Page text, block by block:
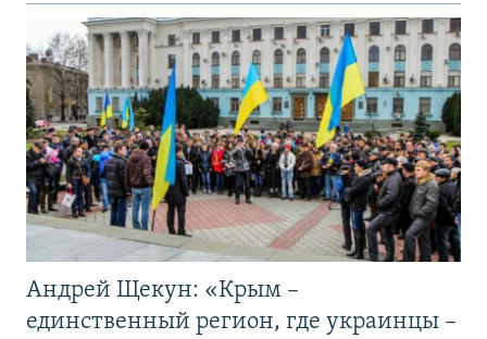
Андрей Щекун: «Крым –
единственный регион, где украинцы –